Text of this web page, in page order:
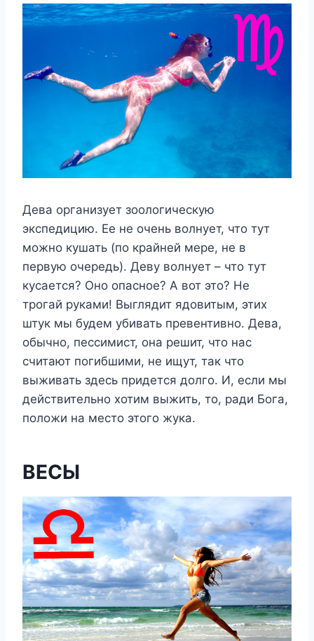
Дева организует зоологическую
экспедицию. Ее не очень волнует, что тут
можно кушать (по крайней мере, не в
первую очередь). Деву волнует – что тут
кусается? Оно опасное? А вот это? Не
трогай руками! Выглядит ядовитым, этих
штук мы будем убивать превентивно. Дева,
обычно, пессимист, она решит, что нас
считают погибшими, не ищут, так что
выживать здесь придется долго. И, если мы
действительно хотим выжить, то, ради Бога,
положи на место этого жука.
ВЕСЫ